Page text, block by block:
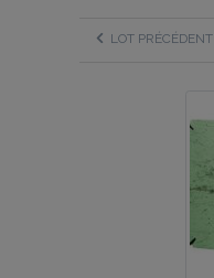
LOT PRÉCÉDENT